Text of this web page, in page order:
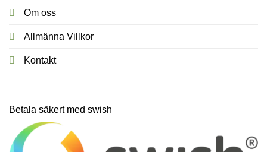
Om oss
Allmänna Villkor
Kontakt
Betala säkert med swish